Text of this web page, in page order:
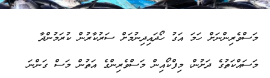
މަސްވެރިންނަށް ހަމަ އަގު ހޯދައިދިނުމަށް ސަރުކާރުން ކުރަމުންދާ
މަސައްކަތުގެ ދަށުން، މިފްކޯއިން މަސްވެރިންގެ އަތުން މަސް ގަންނަ